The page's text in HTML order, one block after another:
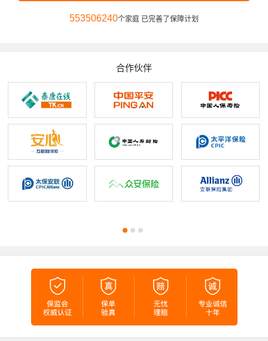
553506240个家庭 已完善了保障计划
合作伙伴